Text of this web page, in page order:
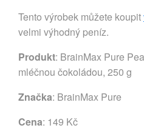
Tento výrobek můžete koupit
velmi výhodný peníz.
Produkt: BrainMax Pure
mléčnou čokoládou, 250 g
Značka: BrainMax Pure
Cena: 149 Kč